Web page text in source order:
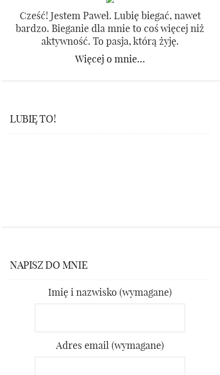
Cześć! Jestem Paweł. Lubię biegać, nawet
bardzo. Bieganie dla mnie to coś więcej niż
aktywność. To pasja, którą żyję.
Więcej o mnie…
LUBIĘ TO!
NAPISZ DO MNIE
Imię i nazwisko (wymagane)
Adres email (wymagane)